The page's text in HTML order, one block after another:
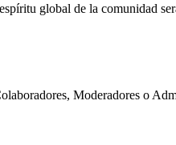
global de la comunidad
Moderadores o